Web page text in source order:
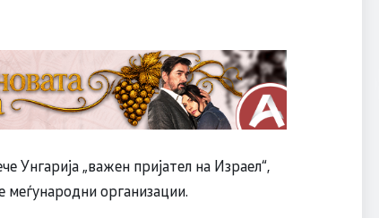
Унгарија „важен пријател на Израел“,
меѓународни организации.